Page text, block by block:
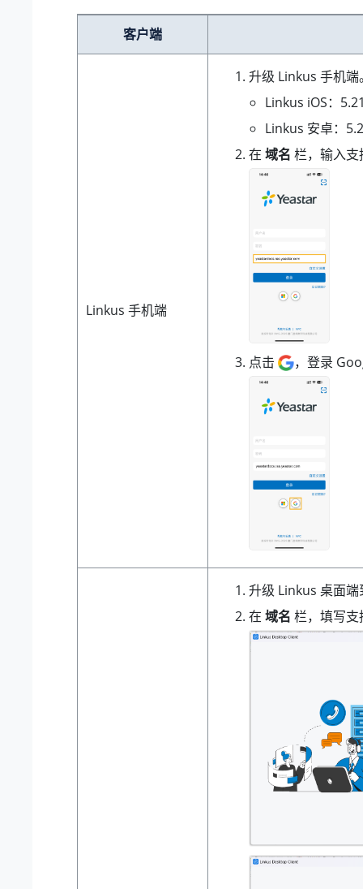
客户端
Linkus 手机端
升级 Linkus 手机端
Linkus iOS：
Linkus 安卓：
在 域名 栏，输入支
点击 ，登录
升级 Linkus 桌面
在 域名 栏，填写支